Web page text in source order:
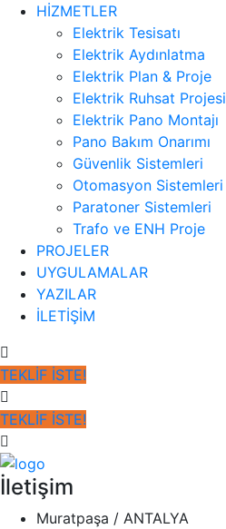
HİZMETLER
Elektrik Tesisatı
Elektrik Aydınlatma
Elektrik Plan & Proje
Elektrik Ruhsat Projesi
Elektrik Pano Montajı
Pano Bakım Onarımı
Güvenlik Sistemleri
Otomasyon Sistemleri
Paratoner Sistemleri
Trafo ve ENH Proje
PROJELER
UYGULAMALAR
YAZILAR
İLETİŞİM
TEKLİF İSTE!
TEKLİF İSTE!
İletişim
Muratpaşa / ANTALYA